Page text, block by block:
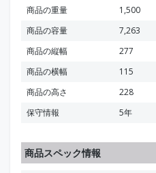
商品の重量
1,500
商品の容量
7,263
商品の縦幅
277
商品の横幅
115
商品の高さ
228
保守情報
5年
商品スペック情報